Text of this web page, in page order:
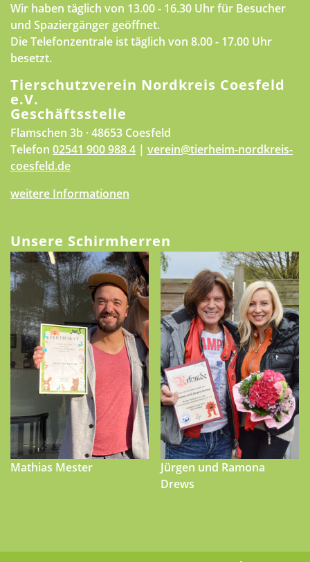
Wir haben täglich von 13.00 - 16.30 Uhr für Besucher
und Spaziergänger geöffnet.
Die Telefonzentrale ist täglich von 8.00 - 17.00 Uhr
besetzt.
Tierschutzverein Nordkreis Coesfeld
e.V.
Geschäftsstelle
Flamschen 3b · 48653 Coesfeld
Telefon 02541 900 988 4 | verein@tierheim-nordkreis-
coesfeld.de
weitere Informationen
Unsere Schirmherren
Mathias Mester
Jürgen und Ramona
Drews